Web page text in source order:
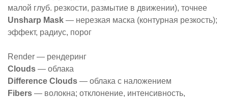
малой глуб. резкости, размытие в движении), точнее
Unsharp Mask — нерезкая маска (контурная резкость);
эффект, радиус, порог
Rеnder — рендеринг
Clouds — облака
Difference Clouds — облака с наложением
Fibers — волокна; отклонение, интенсивность,